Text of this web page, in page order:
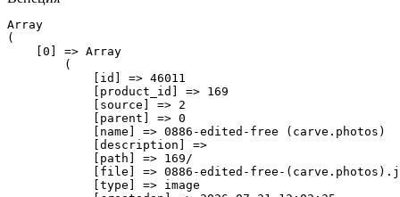
Array
(
    [0] => Array
        (
            [id] => 46011
            [product_id] => 169
            [source] => 2
            [parent] => 0
            [name] => 0886-edited-free (carve.photos)
            [description] =>
            [path] => 169/
[file] => 0886-edited-free-
            [type] => image